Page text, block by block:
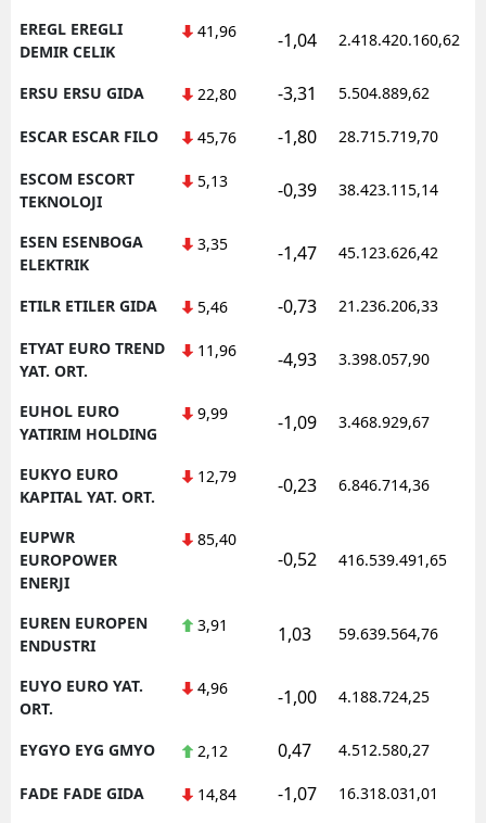
EREGL EREGLI
DEMIR CELIK
41,96 -1,04 2.418.420.160,62
ERSU ERSU GIDA 22,80 -3,31 5.504.889,62
ESCAR ESCAR FILO 45,76 -1,80 28.715.719,70
ESCOM ESCORT
TEKNOLOJI
5,13 -0,39 38.423.115,14
ESEN ESENBOGA
ELEKTRIK
3,35 -1,47 45.123.626,42
ETILR ETILER GIDA 5,46 -0,73 21.236.206,33
ETYAT EURO TREND
YAT. ORT.
11,96 -4,93 3.398.057,90
EUHOL EURO
YATIRIM HOLDING
9,99 -1,09 3.468.929,67
EUKYO EURO
KAPITAL YAT. ORT.
12,79 -0,23 6.846.714,36
EUPWR
EUROPOWER
ENERJI
85,40
-0,52 416.539.491,65
EUREN EUROPEN
ENDUSTRI
3,91 1,03 59.639.564,76
EUYO EURO YAT.
ORT.
4,96 -1,00 4.188.724,25
EYGYO EYG GMYO 2,12 0,47 4.512.580,27
FADE FADE GIDA 14,84 -1,07 16.318.031,01